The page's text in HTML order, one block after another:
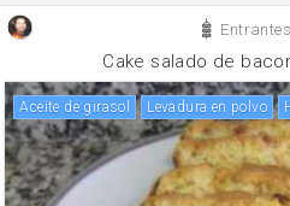
Entrantes
Cake salado de
aceite de girasol levadura en polvo